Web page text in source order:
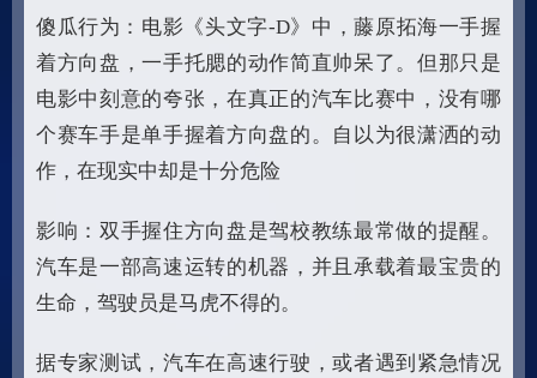
傻瓜行为：电影《头文字-D》中，藤原拓海一手握
着方向盘，一手托腮的动作简直帅呆了。但那只是
电影中刻意的夸张，在真正的汽车比赛中，没有哪
个赛车手是单手握着方向盘的。自以为很潇洒的动
作，在现实中却是十分危险
影响：双手握住方向盘是驾校教练最常做的提醒。
汽车是一部高速运转的机器，并且承载着最宝贵的
生命，驾驶员是马虎不得的。
据专家测试，汽车在高速行驶，或者遇到紧急情况